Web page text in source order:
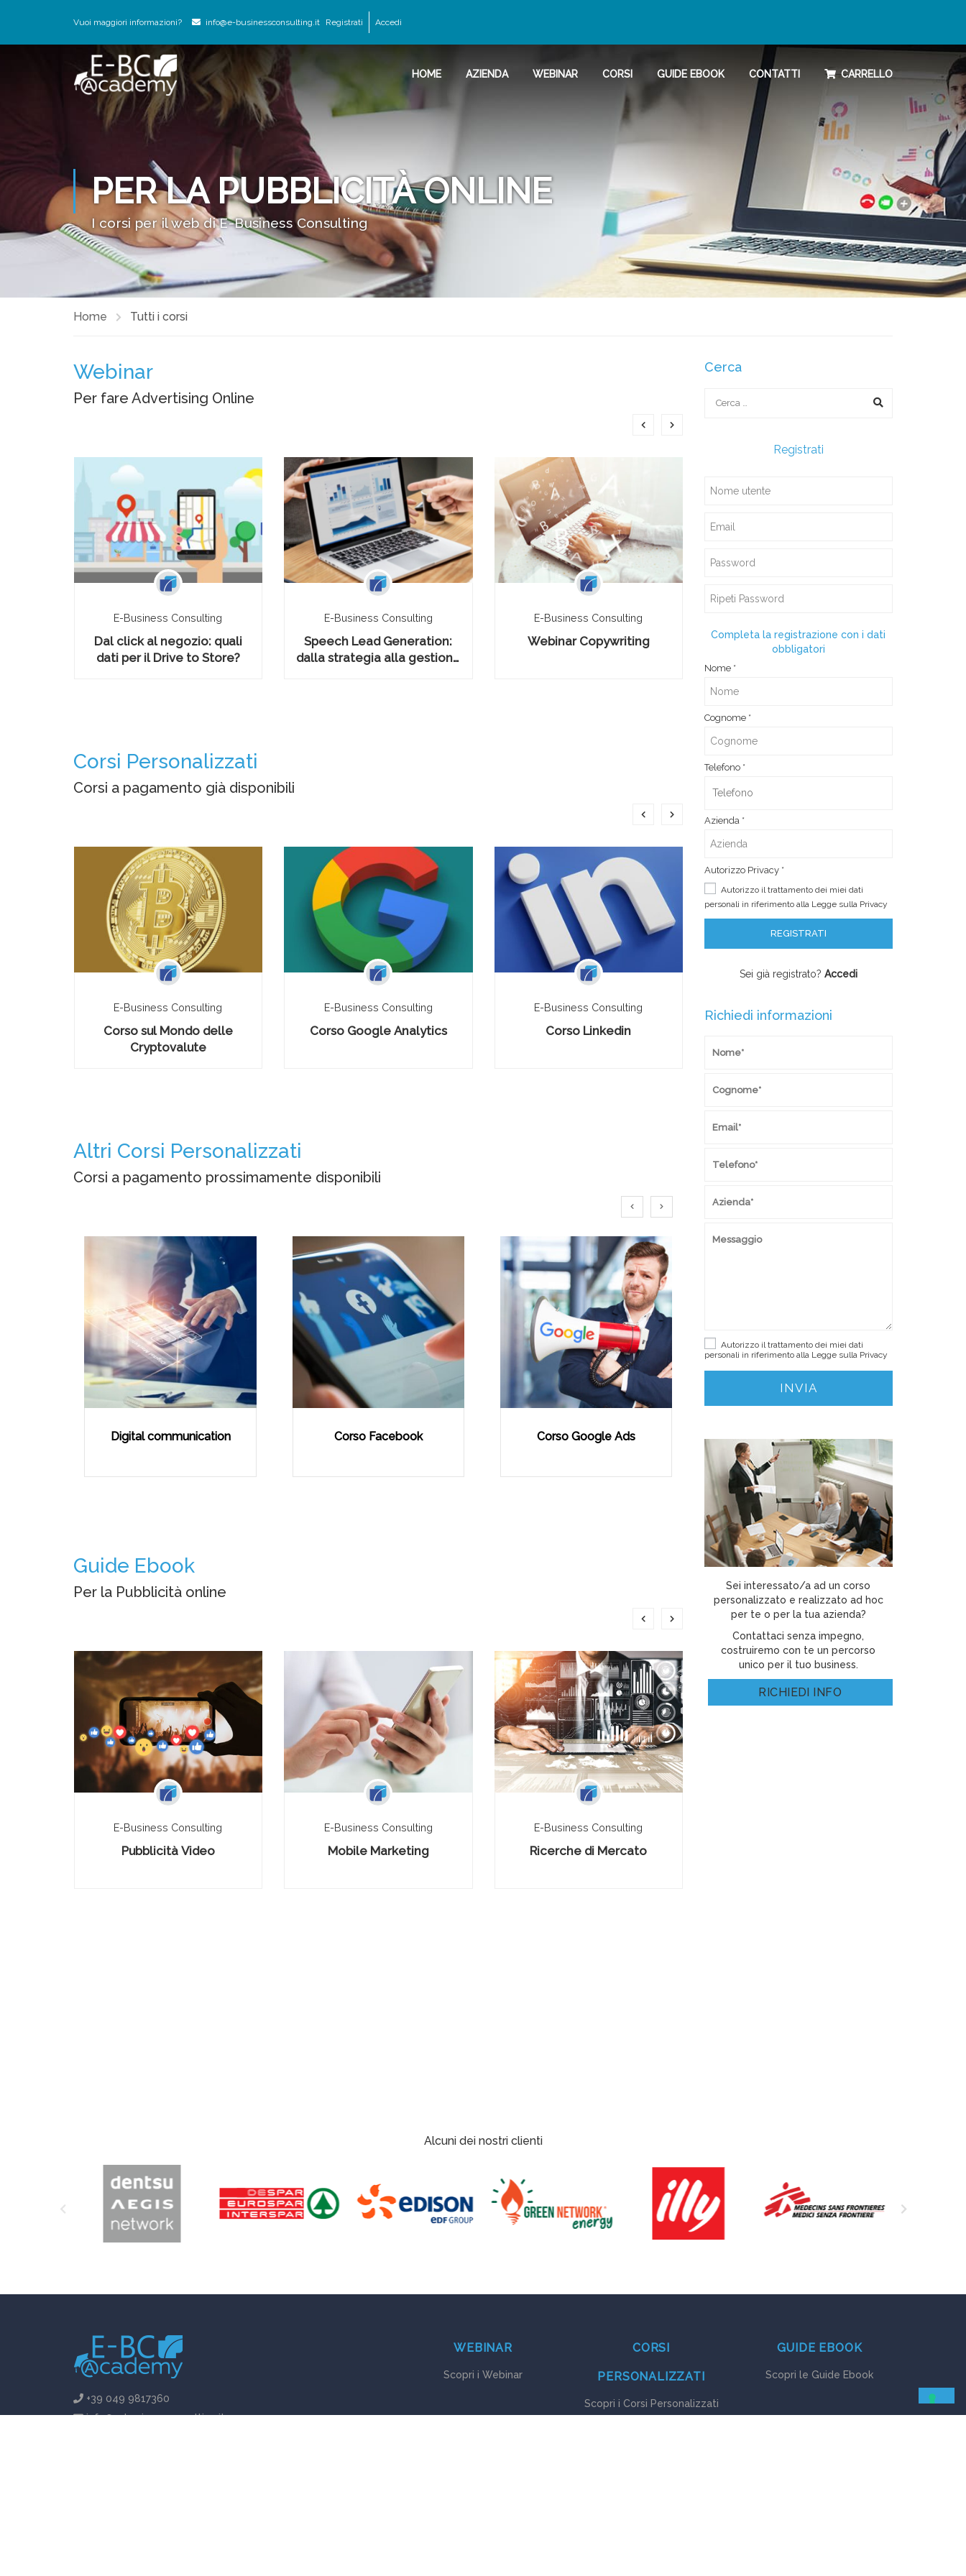
Vuoi maggiori informazioni? info@e-businessconsulting.it Registrati Accedi
HOME AZIENDA WEBINAR CORSI GUIDE EBOOK CONTATTI CARRELLO
PER LA PUBBLICITÀ ONLINE
I corsi per il web di E-Business Consulting
Home Tutti i corsi
Webinar
Per fare Advertising Online
E-Business Consulting
Dal click al negozio: quali
dati per il Drive to Store?
E-Business Consulting
Speech Lead Generation:
dalla strategia alla gestione
E-Business Consulting
Webinar Copywriting Webinar Audio Marketing
Corsi Personalizzati
Corsi a pagamento già disponibili
E-Business Consulting
Corso sul Mondo delle
Cryptovalute
E-Business Consulting
Corso Google Analytics
E-Business Consulting
Corso Linkedin
E-Business Consulting
Altri Corsi Personalizzati
Corsi a pagamento prossimamente disponibili
Digital communication Corso Facebook Corso Google Ads
Corso Telemarketing:
Vendere al Telefono
Guide Ebook
Per la Pubblicità online
E-Business Consulting
Pubblicità Video
E-Business Consulting
Mobile Marketing
E-Business Consulting
Ricerche di Mercato
Cerca
Registrati
Completa la registrazione con i dati
obbligatori
Nome *
Cognome *
Telefono *
Azienda *
Autorizzo Privacy *
Autorizzo il trattamento dei miei dati
personali in riferimento alla Legge sulla Privacy
Sei già registrato? Accedi
Richiedi informazioni
Autorizzo il trattamento dei miei dati
personali in riferimento alla Legge sulla Privacy
Sei interessato/a ad un corso
personalizzato e realizzato ad hoc
per te o per la tua azienda?
Contattaci senza impegno,
costruiremo con te un percorso
unico per il tuo business.
RICHIEDI INFO
Alcuni dei nostri clienti
+39 049 9817360
info@e-businessconsulting.it
WEBINAR
Scopri i Webinar
CORSI
PERSONALIZZATI
Scopri i Corsi Personalizzati
GUIDE EBOOK
Scopri le Guide Ebook